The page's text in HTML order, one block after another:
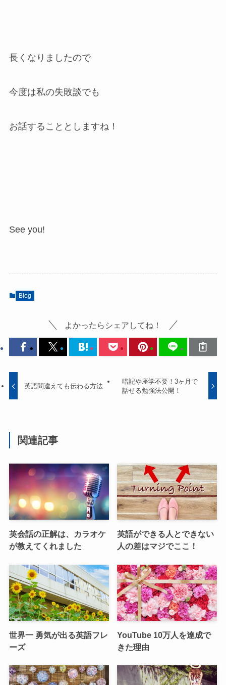
長くなりましたので
今度は私の失敗談でも
お話することとしますね！
See you!
Blog
よかったらシェアしてね！
英語間違えても伝わる方法
暗記や座学不要！3ヶ月で
話せる勉強法公開！
関連記事
英会話の正解は、カラオケ
が教えてくれました
英語ができる人とできない
人の差はマジでここ！
世界一 勇気が出る英語フレ
ーズ
YouTube 10万人を達成で
きた理由